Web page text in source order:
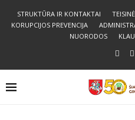
STRUKTŪRA IR KONTAKTAI
KORUPCIJOS PREVENCIJA
NUORODOS